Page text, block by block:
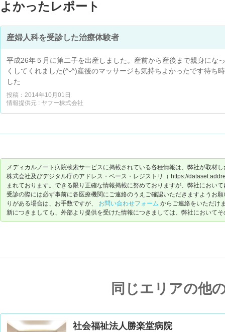
よかったレポート
産婦人科を受診した治療体験者
平成26年５月に第二子を出産しました。産前から産後まで親身にな
くしてくれました(^-^)産後のマッサージも気持ちよかったです待ち
した
投稿：2014年10月01日
情報提供元 : ヤフー株式会社
メディカルノート病院検索サービスに掲載されている各種情報は、弊社が取材
株式会社及びデジタル庁のアドレス・ベース・レジストリ（ https://
まれております。できる限り正確な情報掲載に努めておりますが、弊社におい
受診の際には必ず事前に各医療機関にご連絡のうえご確認いただきますようお
りがある場合は、お手数ですが、 お問い合わせフォーム からご連絡をいただけ
新につきましても、外部より提供を受けた情報につきましては、弊社において
同じエリアの他
社会福祉法人勝楽堂病院